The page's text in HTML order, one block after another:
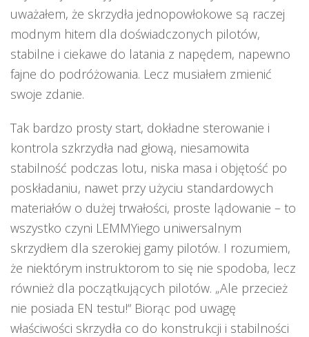
uważałem, że skrzydła jednopowłokowe są raczej
modnym hitem dla doświadczonych pilotów,
stabilne i ciekawe do latania z napędem, napewno
fajne do podróżowania. Lecz musiałem zmienić
swoje zdanie.
Tak bardzo prosty start, dokładne sterowanie i
kontrola szkrzydła nad głową, niesamowita
stabilność podczas lotu, niska masa i objętość po
poskładaniu, nawet przy użyciu standardowych
materiałów o dużej trwałości, proste lądowanie – to
wszystko czyni LEMMYiego uniwersalnym
skrzydłem dla szerokiej gamy pilotów. I rozumiem,
że niektórym instruktorom to się nie spodoba, lecz
również dla początkujących pilotów. „Ale przecież
nie posiada EN testu!“ Biorąc pod uwagę
właściwości skrzydła co do konstrukcji i stabilności